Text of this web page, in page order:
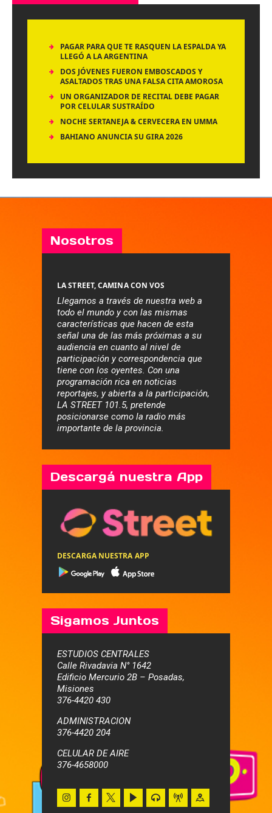
PAGAR PARA QUE TE RASQUEN LA ESPALDA YA
LLEGÓ A LA ARGENTINA
DOS JÓVENES FUERON EMBOSCADOS Y
ASALTADOS TRAS UNA FALSA CITA AMOROSA
UN ORGANIZADOR DE RECITAL DEBE PAGAR
POR CELULAR SUSTRAÍDO
NOCHE SERTANEJA & CERVECERA EN UMMA
BAHIANO ANUNCIA SU GIRA 2026
Nosotros
LA STREET, CAMINA CON VOS
Llegamos a través de nuestra web a
todo el mundo y con las mismas
características que hacen de esta
señal una de las más próximas a su
audiencia en cuanto al nivel de
participación y correspondencia que
tiene con los oyentes. Con una
programación rica en noticias
reportajes, y abierta a la participación,
LA STREET 101.5, pretende
posicionarse como la radio más
importante de la provincia.
Descargá nuestra App
DESCARGA NUESTRA APP
Sigamos Juntos
ESTUDIOS CENTRALES
Calle Rivadavia N° 1642
Edificio Mercurio 2B – Posadas,
Misiones
376-4420 430
ADMINISTRACION
376-4420 204
CELULAR DE AIRE
376-4658000